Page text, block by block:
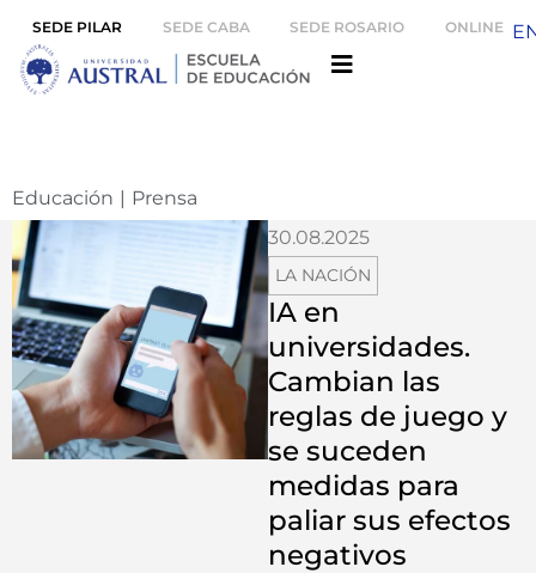
SEDE PILAR SEDE CABA SEDE ROSARIO ONLINE
Educación | Prensa
30.08.2025
LA NACIÓN
IA en
universidades.
Cambian las
reglas de juego y
se suceden
medidas para
paliar sus efectos
negativos